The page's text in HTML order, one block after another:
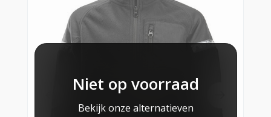
Niet op voorraad
Bekijk onze alternatieven